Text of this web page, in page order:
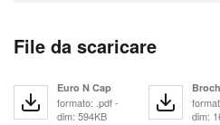
File da scaricare
Euro N Cap
formato: .pdf -
dim: 594KB
dim: